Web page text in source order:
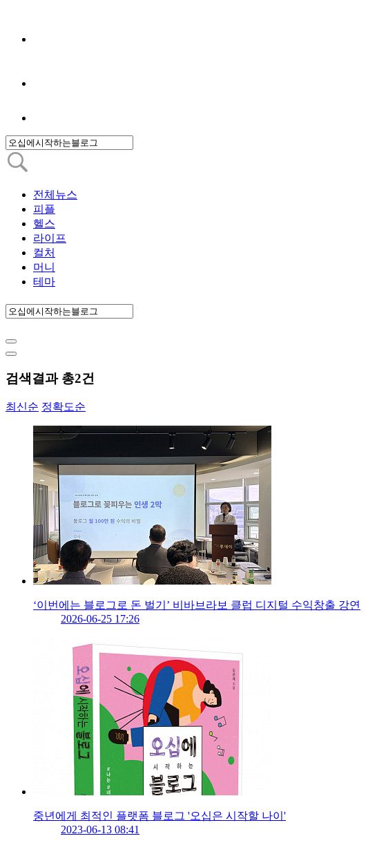
전체뉴스
피플
헬스
라이프
컬처
머니
테마
검색결과 총2건
최신순 정확도순
‘이번에는 블로그로 돈 벌기’ 비바브라보 클럽 디지털 수익창출 강연
2026-06-25 17:26
중년에게 최적인 플랫폼 블로그 '오십은 시작할 나이'
2023-06-13 08:41